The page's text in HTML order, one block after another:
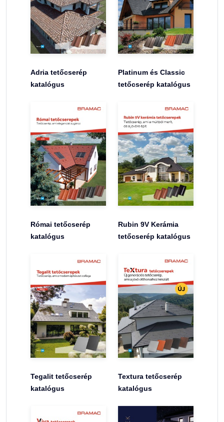
Adria tetőcserép
katalógus
Platinum és Classic
tetőcserép katalógus
Római tetőcserép
katalógus
Rubin 9V Kerámia
tetőcserép katalógus
Tegalit tetőcserép
katalógus
Textura tetőcserép
katalógus